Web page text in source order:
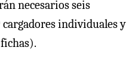
necesarios seis
cargadores individuales y